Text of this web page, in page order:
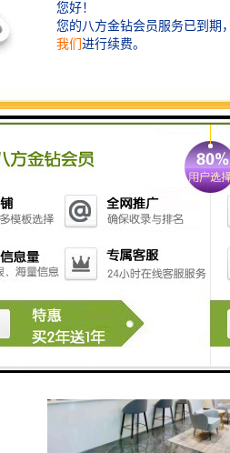
积 340-520-734-810-1000-2000-
2、租金：180-240元/平朝 向 ：
5、物业顾问公司：世邦魏理仕
7、管理费：30元/平(含空调)
8、维护费：2.4元/平
9、停车位：920个
10、月卡：600元/平